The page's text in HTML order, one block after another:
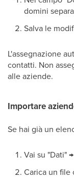
domini
Salva le
L'assegnazione
contatti. Non
alle aziende.
Importare
Se hai già un
Vai su "Dati"
Carica un file